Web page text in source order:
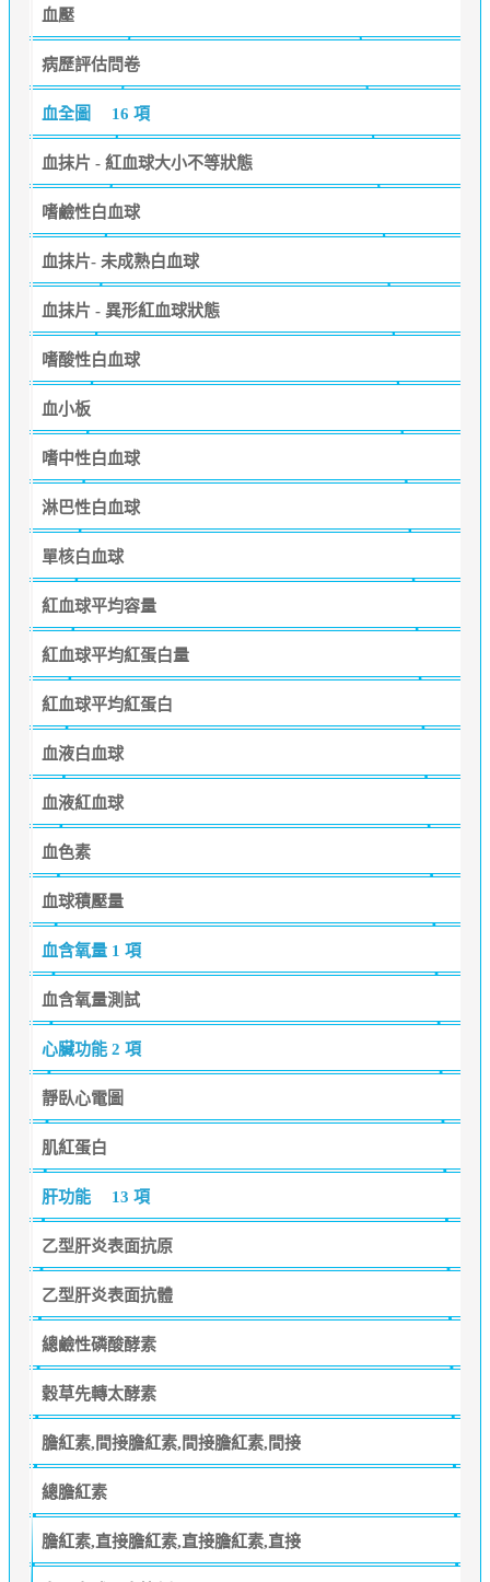
血壓
病歷評估問卷
血全圖 16 項
血抹片 - 紅血球大小不等狀態
嗜鹼性白血球
血抹片- 未成熟白血球
血抹片 - 異形紅血球狀態
嗜酸性白血球
血小板
嗜中性白血球
淋巴性白血球
單核白血球
紅血球平均容量
紅血球平均紅蛋白量
紅血球平均紅蛋白
血液白血球
血液紅血球
血色素
血球積壓量
血含氧量 1 項
血含氧量測試
心臟功能 2 項
靜臥心電圖
肌紅蛋白
肝功能 13 項
乙型肝炎表面抗原
乙型肝炎表面抗體
總鹼性磷酸酵素
穀草先轉太酵素
膽紅素,間接膽紅素,間接膽紅素,間接
總膽紅素
膽紅素,直接膽紅素,直接膽紅素,直接